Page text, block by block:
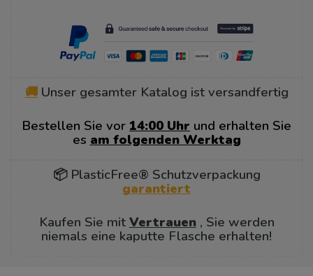
🚚Unser gesamter Katalog ist versandfertig
Bestellen Sie vor 14:00 Uhr und erhalten Sie
es am folgenden Werktag
📦 PlasticFree® Schutzverpackung
garantiert
Kaufen Sie mit Vertrauen, Sie werden
niemals eine kaputte Flasche erhalten!